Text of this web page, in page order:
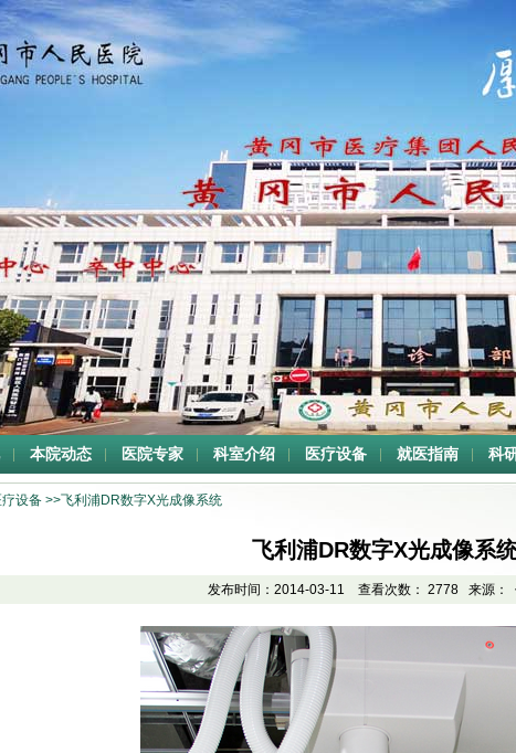
本院动态 医院专家 科室介绍 医疗设备 就医指南 科
疗设备 >>飞利浦DR数字X光成像系统
飞利浦DR数字X光成像系
发布时间：2014-03-11 查看次数： 2778 来源：